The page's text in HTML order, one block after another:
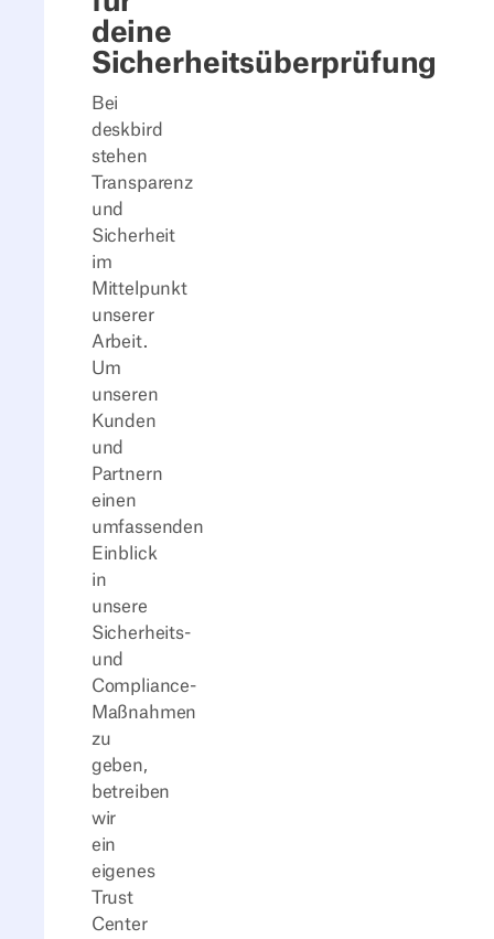
deine
Sicherheitsüberprüfung
Bei
deskbird
stehen
Transparenz
und
Sicherheit
im
Mittelpunkt
unserer
Arbeit.
Um
unseren
Kunden
und
Partnern
einen
umfassenden
Einblick
in
unsere
Sicherheits-
und
Compliance-
Maßnahmen
zu
geben,
betreiben
wir
ein
eigenes
Trust
Center